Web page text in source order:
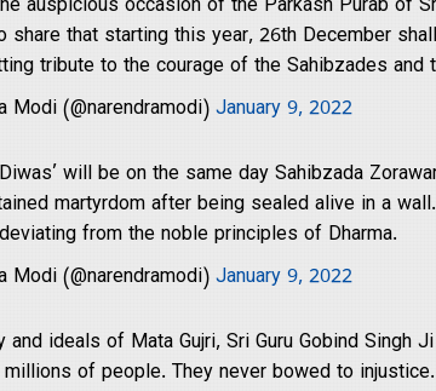
auspicious occasion of the Parkash Purab of
share that starting this year, 26th December
tribute to the courage of the Sahibzades and
Modi (@narendramodi)January 9, 2022
will be on the same day Sahibzada
martyrdom after being sealed alive in a
from the noble principles of Dharma.
Modi (@narendramodi)January 9, 2022
and ideals of Mata Gujri, Sri Guru Gobind Singh
of people. They never bowed to